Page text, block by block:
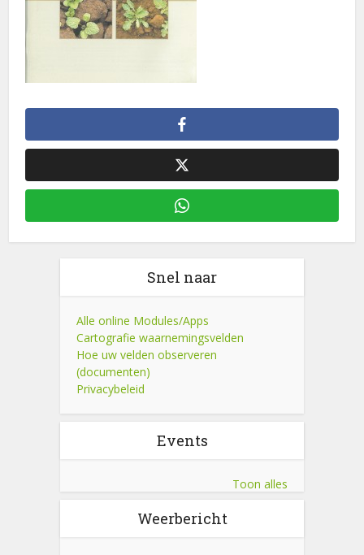
Snel naar
Alle online Modules/Apps
Cartografie waarnemingsvelden
Hoe uw velden observeren
(documenten)
Privacybeleid
Events
Toon alles
Weerbericht